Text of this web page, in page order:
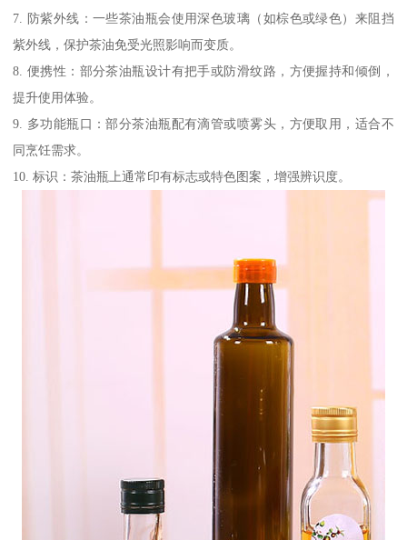
7. 防紫外线：一些茶油瓶会使用深色玻璃（如棕色或绿色）来阻挡
紫外线，保护茶油免受光照影响而变质。
8. 便携性：部分茶油瓶设计有把手或防滑纹路，方便握持和倾倒，
提升使用体验。
9. 多功能瓶口：部分茶油瓶配有滴管或喷雾头，方便取用，适合不
同烹饪需求。
10. 标识：茶油瓶上通常印有标志或特色图案，增强辨识度。